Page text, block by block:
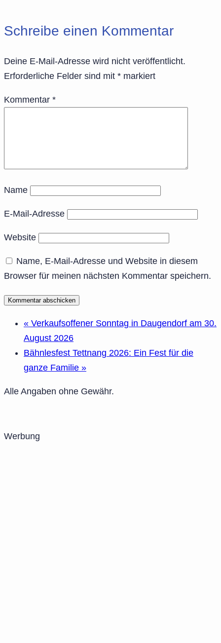
Schreibe einen Kommentar
Deine E-Mail-Adresse wird nicht veröffentlicht.
Erforderliche Felder sind mit * markiert
Kommentar *
Name
E-Mail-Adresse
Website
Name, E-Mail-Adresse und Website in diesem
Browser für meinen nächsten Kommentar speichern.
« Verkaufsoffener Sonntag in Daugendorf am 30.
August 2026
Bähnlesfest Tettnang 2026: Ein Fest für die
ganze Familie »
Alle Angaben ohne Gewähr.
Werbung